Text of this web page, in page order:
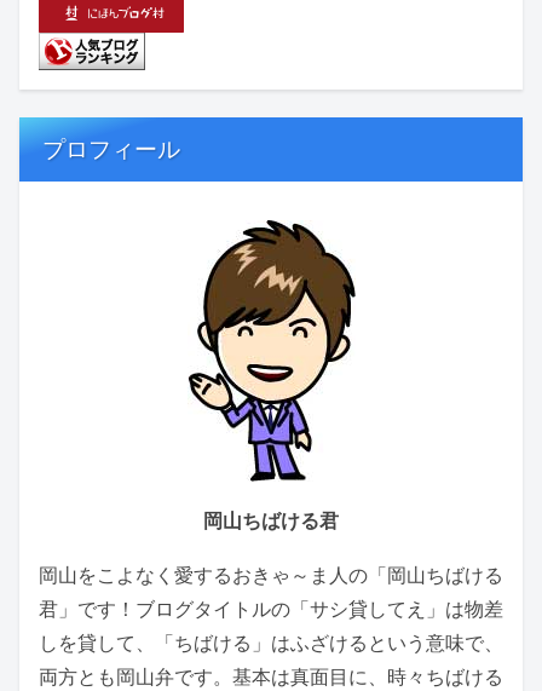
プロフィール
岡山ちばける君
岡山をこよなく愛するおきゃ～ま人の「岡山ちばける
君」です！ブログタイトルの「サシ貸してえ」は物差
しを貸して、「ちばける」はふざけるという意味で、
両方とも岡山弁です。基本は真面目に、時々ちばける